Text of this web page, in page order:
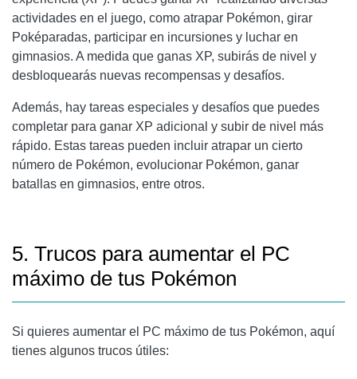
actividades en el juego, como atrapar Pokémon, girar
Poképaradas, participar en incursiones y luchar en
gimnasios. A medida que ganas XP, subirás de nivel y
desbloquearás nuevas recompensas y desafíos.
Además, hay tareas especiales y desafíos que puedes
completar para ganar XP adicional y subir de nivel más
rápido. Estas tareas pueden incluir atrapar un cierto
número de Pokémon, evolucionar Pokémon, ganar
batallas en gimnasios, entre otros.
5. Trucos para aumentar el PC
máximo de tus Pokémon
Si quieres aumentar el PC máximo de tus Pokémon, aquí
tienes algunos trucos útiles: